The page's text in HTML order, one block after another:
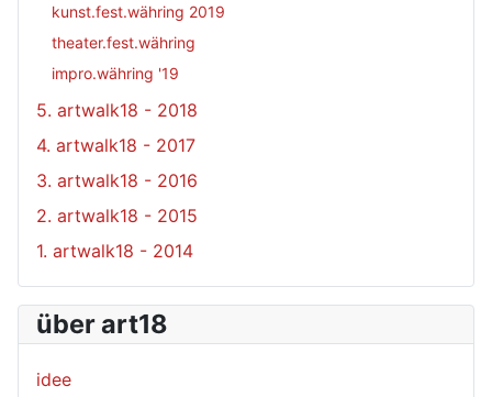
kunst.fest.währing 2019
theater.fest.währing
impro.währing '19
5. artwalk18 - 2018
4. artwalk18 - 2017
3. artwalk18 - 2016
2. artwalk18 - 2015
1. artwalk18 - 2014
über art18
idee